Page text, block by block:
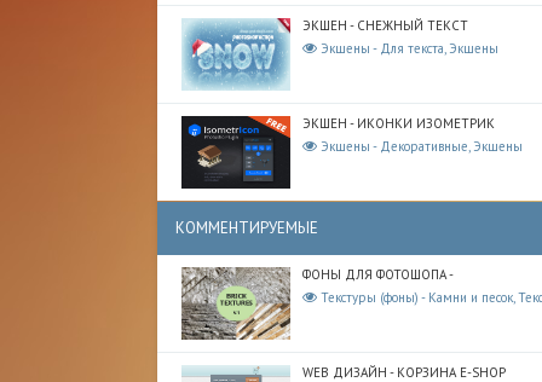
ЭКШЕН - СНЕЖНЫЙ ТЕКСТ
Экшены - Для текста, Экшены
ЭКШЕН - ИКОНКИ ИЗОМЕТРИК
Экшены - Декоративные, Экшены
КОММЕНТИРУЕМЫЕ
ФОНЫ ДЛЯ ФОТОШОПА -
Текстуры (фоны) - Камни и песок,
WEB ДИЗАЙН - КОРЗИНА E-SHOP